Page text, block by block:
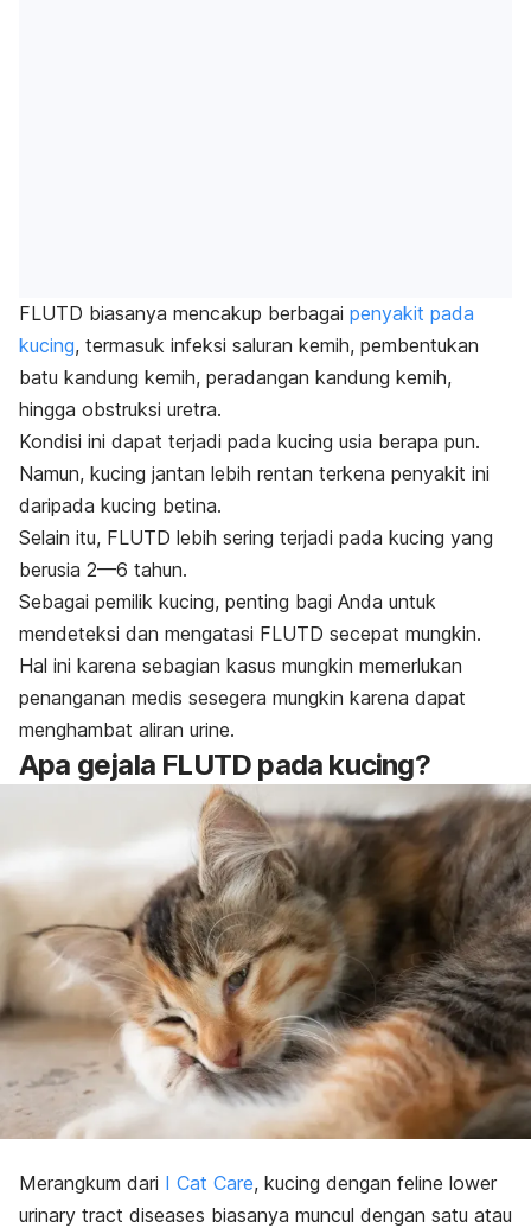
FLUTD biasanya mencakup berbagai penyakit pada
kucing, termasuk infeksi saluran kemih, pembentukan
batu kandung kemih, peradangan kandung kemih,
hingga obstruksi uretra.
Kondisi ini dapat terjadi pada kucing usia berapa pun.
Namun, kucing jantan lebih rentan terkena penyakit ini
daripada kucing betina.
Selain itu, FLUTD lebih sering terjadi pada kucing yang
berusia 2—6 tahun.
Sebagai pemilik kucing, penting bagi Anda untuk
mendeteksi dan mengatasi FLUTD secepat mungkin.
Hal ini karena sebagian kasus mungkin memerlukan
penanganan medis sesegera mungkin karena dapat
menghambat aliran urine.
Apa gejala FLUTD pada kucing?
Merangkum dari I Cat Care, kucing dengan feline lower
urinary tract diseases biasanya muncul dengan satu atau